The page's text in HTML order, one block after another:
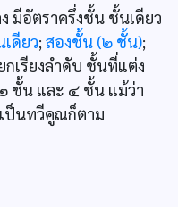
มีอัตราครึ่งชั้น ชั้นเดียว
ดียว; สองชั้น (๒ ชั้น);
กเรียงลำดับ ชั้นที่แต่ง
ชั้น และ ๔ ชั้น แม้ว่า
ป็นทวีคูณก็ตาม